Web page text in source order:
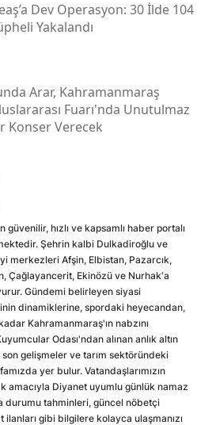
Dev Operasyon: 30 İlde 104
Yakalandı
Arar, Kahramanmaraş
Fuarı'nda Unutulmaz
Konser Verecek
hızlı ve kapsamlı haber portalı
Şehrin kalbi Dulkadiroğlu ve
merkezleri Afşin, Elbistan, Pazarcık,
Çağlayancerit, Ekinözü ve Nurhak'a
Gündemi belirleyen siyasi
dinamiklerine, spordaki heyecandan,
Kahramanmaraş'ın nabzını
Odası'ndan alınan anlık altın
gelişmeler ve tarım sektöründeki
yer bulur. Vatandaşlarımızın
amacıyla Diyanet uyumlu günlük namaz
durumu tahminleri, güncel nöbetçi
gibi bilgilere kolayca ulaşmanızı